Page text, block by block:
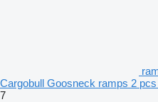
Cargobull Goosneck ramps 2
7